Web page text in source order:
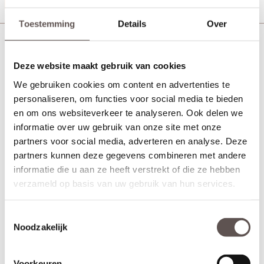
Toestemming Details Over
Deze website maakt gebruik van cookies
We gebruiken cookies om content en advertenties te
personaliseren, om functies voor social media te bieden
en om ons websiteverkeer te analyseren. Ook delen we
informatie over uw gebruik van onze site met onze
partners voor social media, adverteren en analyse. Deze
partners kunnen deze gegevens combineren met andere
informatie die u aan ze heeft verstrekt of die ze hebben
verzameld op basis van uw gebruik van hun services.
Noodzakelijk
Skantrae Orbit 19 flat zwart sleutelrozet